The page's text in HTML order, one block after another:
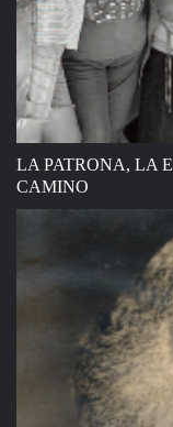
LA PATRONA, LA
CAMINO